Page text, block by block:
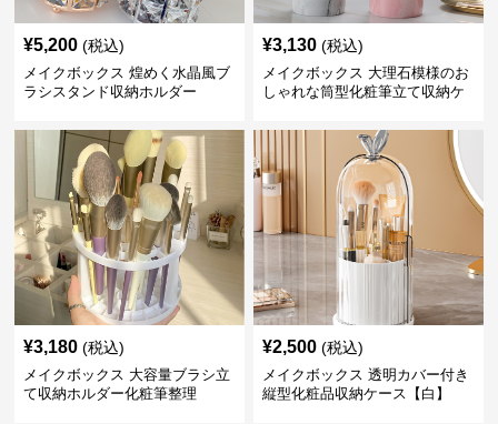
¥5,200 (税込)
メイクボックス 煌めく水晶風ブ
ラシスタンド収納ホルダー
¥3,130 (税込)
メイクボックス 大理石模様のお
しゃれな筒型化粧筆立て収納ケ
¥3,180 (税込)
メイクボックス 大容量ブラシ立
て収納ホルダー化粧筆整理
¥2,500 (税込)
メイクボックス 透明カバー付き
縦型化粧品収納ケース【白】